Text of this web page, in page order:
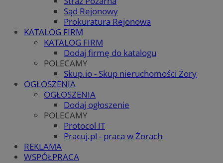
Sąd Rejonowy
Prokuratura Rejonowa
KATALOG FIRM
KATALOG FIRM
Dodaj firmę do katalogu
POLECAMY
Skup.io - Skup nieruchomości Żory
OGŁOSZENIA
OGŁOSZENIA
Dodaj ogłoszenie
POLECAMY
Protocol IT
Pracuj.pl - praca w Żorach
REKLAMA
WSPÓŁPRACA